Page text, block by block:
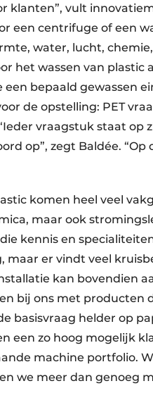
klanten”, vult
een centrifuge of een
water, lucht,
het wassen van plastic
een bepaald gewassen
de opstelling: PET
vraagstuk staat op
op”, zegt Baldée.
komen heel veel
maar ook
kennis en
maar er vindt veel
kan bovendien
bij ons met producten
basisvraag helder op
een zo hoog mogelijk
machine portfolio.
we meer dan genoeg